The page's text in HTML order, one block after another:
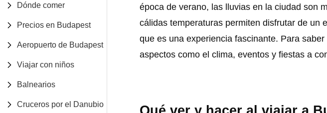
época de verano, las lluvias en la ciudad son
cálidas temperaturas permiten disfrutar de un
que es una experiencia fascinante. Para
aspectos como el clima, eventos y fiestas a
Dónde comer
Precios en Budapest
Aeropuerto de Budapest
Viajar con niños
Balnearios
Cruceros por el Danubio